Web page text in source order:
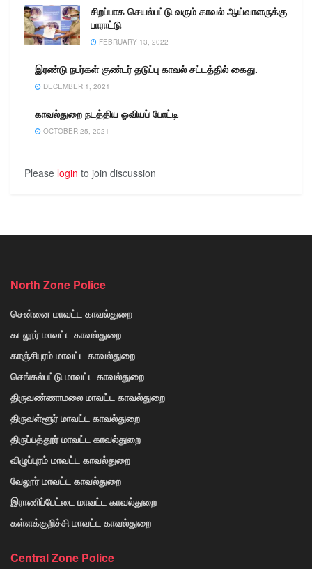
சிறப்பாக செயல்பட்டு வரும் காவல் ஆய்வாளருக்கு
பாராட்டு
FEBRUARY 13, 2022
இரண்டு நபர்கள் குண்டர் தடுப்பு காவல் சட்டத்தில் கைது.
DECEMBER 1, 2021
காவல்துறை நடத்திய ஓவியப் போட்டி
OCTOBER 25, 2021
Please login to join discussion
North Zone Police
சென்னை மாவட்ட காவல்துறை
கடலூர் மாவட்ட காவல்துறை
காஞ்சிபுரம் மாவட்ட காவல்துறை
செங்கல்பட்டு மாவட்ட காவல்துறை
திருவண்ணாமலை மாவட்ட காவல்துறை
திருவள்ளூர் மாவட்ட காவல்துறை
திருப்பத்தூர் மாவட்ட காவல்துறை
விழுப்புரம் மாவட்ட காவல்துறை
வேலூர் மாவட்ட காவல்துறை
இராணிப்பேட்டை மாவட்ட காவல்துறை
கள்ளக்குறிச்சி மாவட்ட காவல்துறை
Central Zone Police